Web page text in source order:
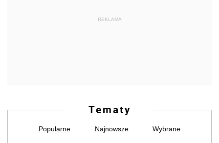
REKLAMA
Tematy
Popularne Najnowsze Wybrane